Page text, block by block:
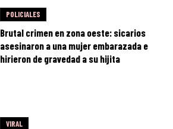
POLICIALES
Brutal crimen en zona oeste: sicarios
asesinaron a una mujer embarazada e
hirieron de gravedad a su hijita
VIRAL